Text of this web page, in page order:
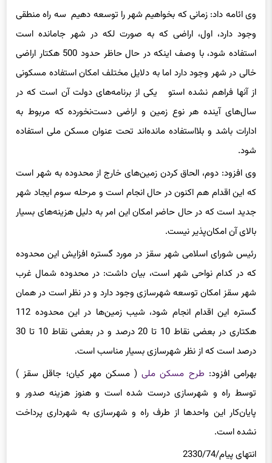
وی ائامه داد: زمانی که بخواهیم شهر را توسعه دهیم سه راه منطقی
وجود دارد، اول، اراضی که به‌ صورت لکه در شهر جامانده است
استفاده شود، با وصف اینکه در حال حاظر حدود 500 هکتار اراضی
خالی در شهر وجود دارد اما به دلایل مختلف امکان استفاده مسکونی
از آنها فراهم نشده استو یکی از برنامه‌های دولت آن است که در
سال‌های آینده هر نوع زمین و اراضی دست‌نخورده که مربوط به
ادارات باشد و بلااستفاده مانده‌اند تحت عنوان مسکن ملی استفاده
شود.
وی افزود: دوم، الحاق کردن زمین‌های خارج از محدوده به شهر است
که این اقدام هم اکنون در حال انجام است و مرحله سوم ایجاد شهر
جدید است که در حال حاضر امکان این امر به دلیل هزینه‌های بسیار
بالای آن امکان‌پذیر نیست.
رئیس شورای اسلامی شهر سقز در مورد گستره افزایش این محدوده
که در کدام نواحی شهر است، بیان داشت: در محدوده شمال غرب
شهر سقز امکان توسعه شهرسازی وجود دارد و در نظر است در همان
گستره این اقدام انجام شود، شیب زمین‌ها در این محدوده 112
هکتاری در بعضی نقاط 10 تا 20 درصد و در بعضی نقاط 10 تا 30
درصد است که از نظر شهرسازی بسیار مناسب است.
بهرامی افزود: طرح مسکن ملی( مسکن مهر کیان؛ جاقل سقز )
توسط راه و شهرسازی درست‌ شده است و هنوز هزینه صدور و
پایان‌کار این واحدها از طرف راه و شهرسازی به شهرداری پرداخت
نشده است.
انتهای پیام/2330/74